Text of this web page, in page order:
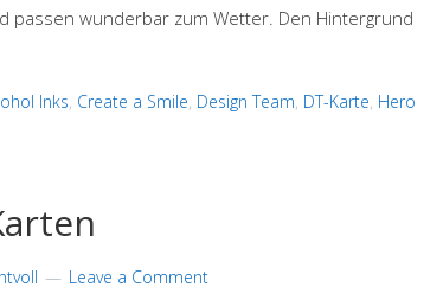
passen wunderbar zum Wetter. Den Hintergrund
Inks, Create a Smile, Design Team, DT-Karte, Hero
Leave a Comment